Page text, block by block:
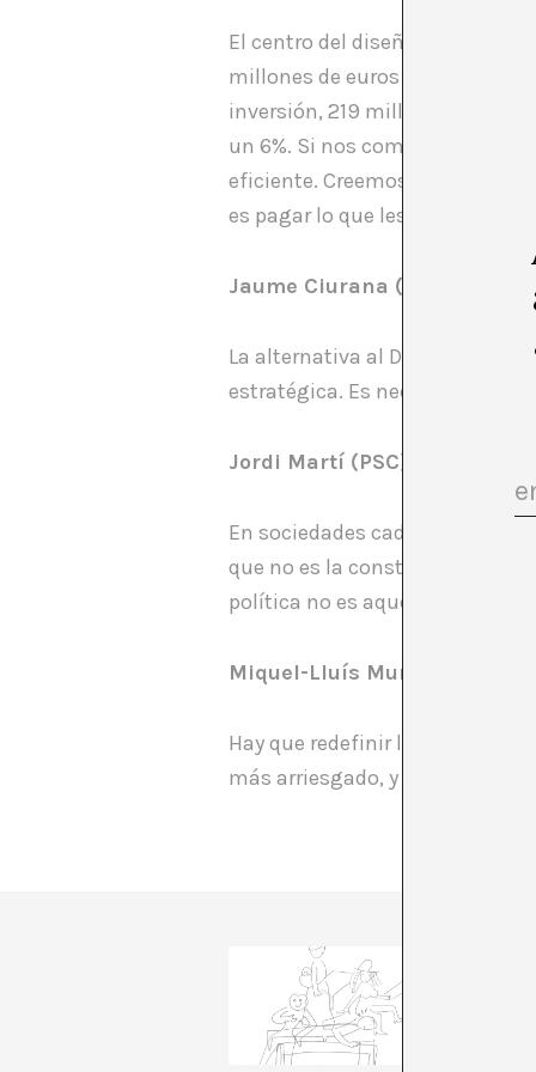
El centro del diseño significa
millones de euros de deuda en
inversión, 219 millones de
un 6%. Si nos
eficiente. Creemos en un
es pagar lo que les toca.
Jaume Ciurana (CIU)
La alternativa al DHUB no es
estratégica. Es necesario que
Jordi Martí (PSC)
En sociedades cada vez más
que no es la constitución de
política no es aquella que
Miquel-Lluís Muntané (ICV-
Hay que redefinir las
más arriesgado, y por tanto